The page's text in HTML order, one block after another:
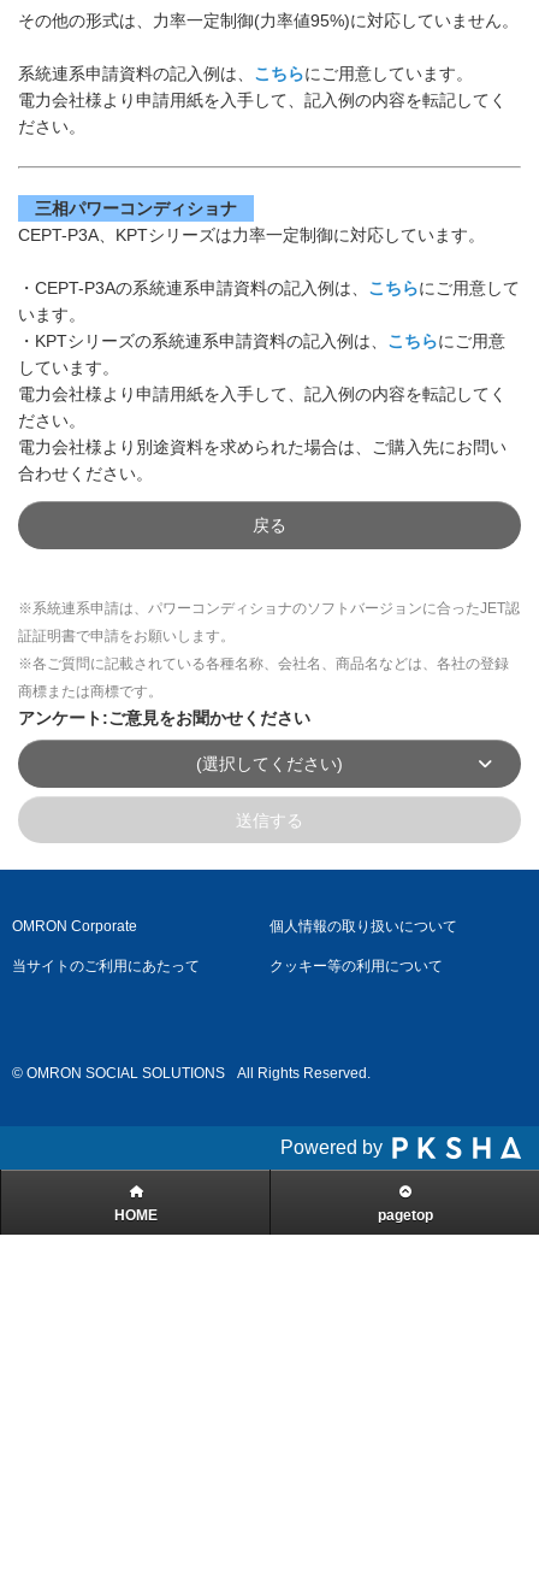
その他の形式は、力率一定制御(力率値95%)に対応していません。
系統連系申請資料の記入例は、 こちらにご用意しています。
電力会社様より申請用紙を入手して、記入例の内容を転記してく
ださい。
三相パワーコンディショナ
CEPT-P3A、KPTシリーズは力率一定制御に対応しています。
・CEPT-P3Aの系統連系申請資料の記入例は、 こちらにご用意して
います。
・KPTシリーズの系統連系申請資料の記入例は、 こちらにご用意
しています。
電力会社様より申請用紙を入手して、記入例の内容を転記してく
ださい。
電力会社様より別途資料を求められた場合は、ご購入先にお問い
合わせください。
戻る
※系統連系申請は、パワーコンディショナのソフトバージョンに合ったJET認
証証明書で申請をお願いします。
※各ご質問に記載されている各種名称、会社名、商品名などは、各社の登録
商標または商標です。
アンケート:ご意見をお聞かせください
(選択してください)
送信する
OMRON Corporate 個人情報の取り扱いについて
当サイトのご利用にあたって クッキー等の利用について
© OMRON SOCIAL SOLUTIONS All Rights Reserved.
Powered by
HOME pagetop